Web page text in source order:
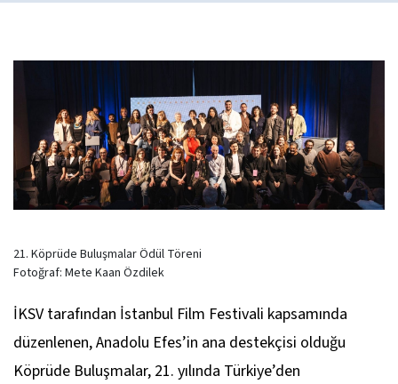
21. Köprüde Buluşmalar Ödül Töreni
Fotoğraf: Mete Kaan Özdilek
İKSV tarafından İstanbul Film Festivali kapsamında
düzenlenen, Anadolu Efes’in ana destekçisi olduğu
Köprüde Buluşmalar, 21. yılında Türkiye’den